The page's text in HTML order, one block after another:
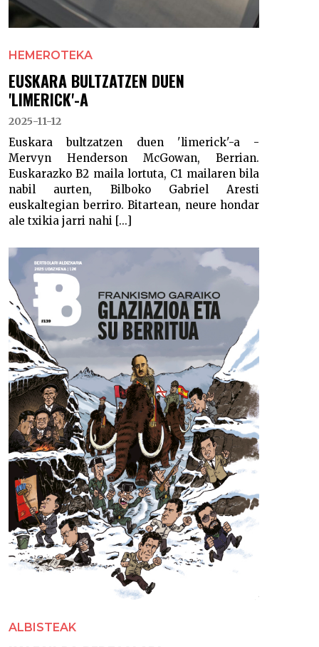
HEMEROTEKA
EUSKARA BULTZATZEN DUEN
'LIMERICK'-A
2025-11-12
Euskara bultzatzen duen 'limerick'-a -
Mervyn Henderson McGowan, Berrian.
Euskarazko B2 maila lortuta, C1 mailaren bila
nabil aurten, Bilboko Gabriel Aresti
euskaltegian berriro. Bitartean, neure hondar
ale txikia jarri nahi [...]
ALBISTEAK